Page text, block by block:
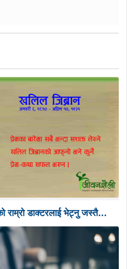
राम्रो डाक्टरलाई भेट्नु जस्तै…